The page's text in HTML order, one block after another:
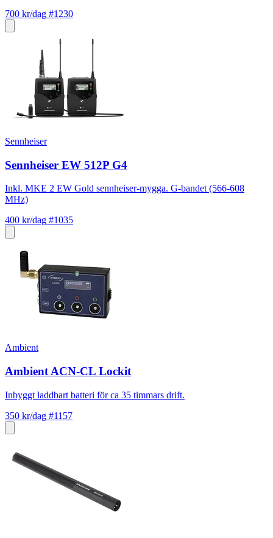
700 kr/dag #1230
Sennheiser
Sennheiser EW 512P G4
Inkl. MKE 2 EW Gold sennheiser-mygga. G-bandet (566-608
MHz)
400 kr/dag #1035
Ambient
Ambient ACN-CL Lockit
Inbyggt laddbart batteri för ca 35 timmars drift.
350 kr/dag #1157